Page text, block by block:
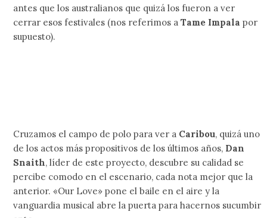
antes que los australianos que quizá los fueron a ver
cerrar esos festivales (nos referimos aTame Impala por
supuesto).
Cruzamos el campo de polo para ver a Caribou, quizá uno
de los actos más propositivos de los últimos años, Dan
Snaith, líder de este proyecto, descubre su calidad se
percibe comodo en el escenario, cada nota mejor que la
anterior. «Our Love» pone el baile en el aire y la
vanguardia musical abre la puerta para hacernos sucumbir